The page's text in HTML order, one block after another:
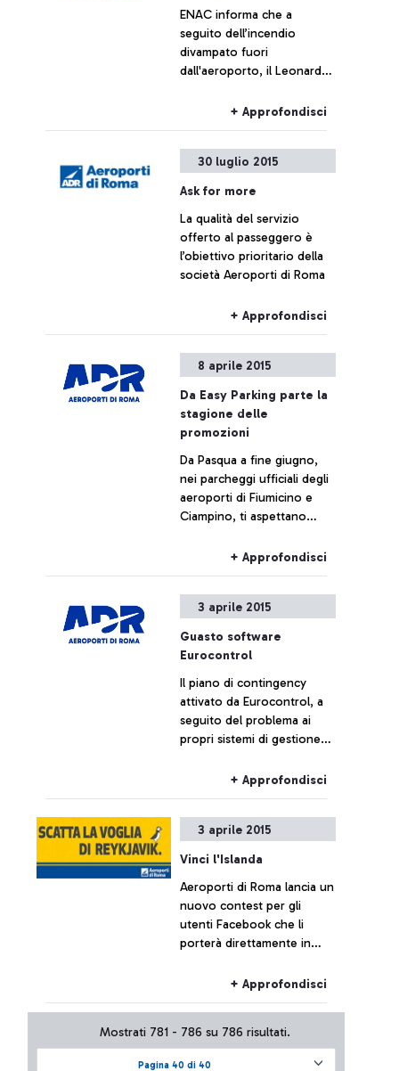
ENAC informa che a
seguito dell’incendio
divampato fuori
dall'aeroporto, il Leonardo
normalità+ Approfondisci
30 luglio 2015
Ask for more
La qualità del servizio
offerto al passeggero è
l’obiettivo prioritario della
società Aeroporti di Roma
+ Approfondisci
8 aprile 2015
Da Easy Parking parte la
stagione delle
promozioni
Da Pasqua a fine giugno,
nei parcheggi ufficiali degli
aeroporti di Fiumicino e
Ciampino, ti aspettano
faranno decollare ancora
prima del volo.
+ Approfondisci
3 aprile 2015
Guasto software
Eurocontrol
Il piano di contingency
attivato da Eurocontrol, a
seguito del problema ai
propri sistemi di gestione
momento non ha
comportato effetti sul
traffico di Fiumicino, che
resta sostanzialmente
regolare.
+ Approfondisci
3 aprile 2015
Vinci l'Islanda
Aeroporti di Roma lancia un
nuovo contest per gli
utenti Facebook che li
porterà direttamente in
vedrà attivarsi il nuovo
collegamento diretto della
Vueling da Roma Fiumicino
+ Approfondisci
Pagina 40 di 40
Mostrati 781 - 786 su 786 risultati.